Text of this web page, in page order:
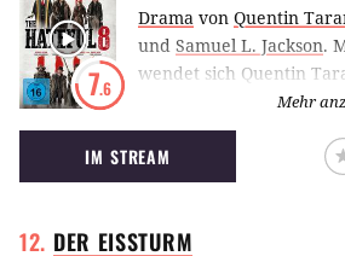
7.6
Drama von Quentin
und Samuel L. Jackson.
wendet sich Quentin
Genre des Westerns zu
hasserfüllte Männer und
Showdown inmitten
Mehr
IM STREAM
DER EISSTURM